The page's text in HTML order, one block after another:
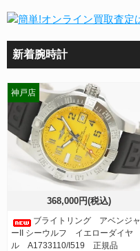
新着腕時計
368,000円(税込)
ブライトリング アベンジャ
ーII シーウルフ イエローダイヤ
ル A1733110/I519 正規品
神戸店